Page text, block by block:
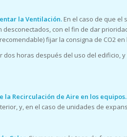
la Ventilación. En el caso de que el
con el fin de dar
fijar la consigna de CO2
dos horas después del uso del edificio,
la Recirculación de Aire en los equipos.
y, en el caso de unidades de